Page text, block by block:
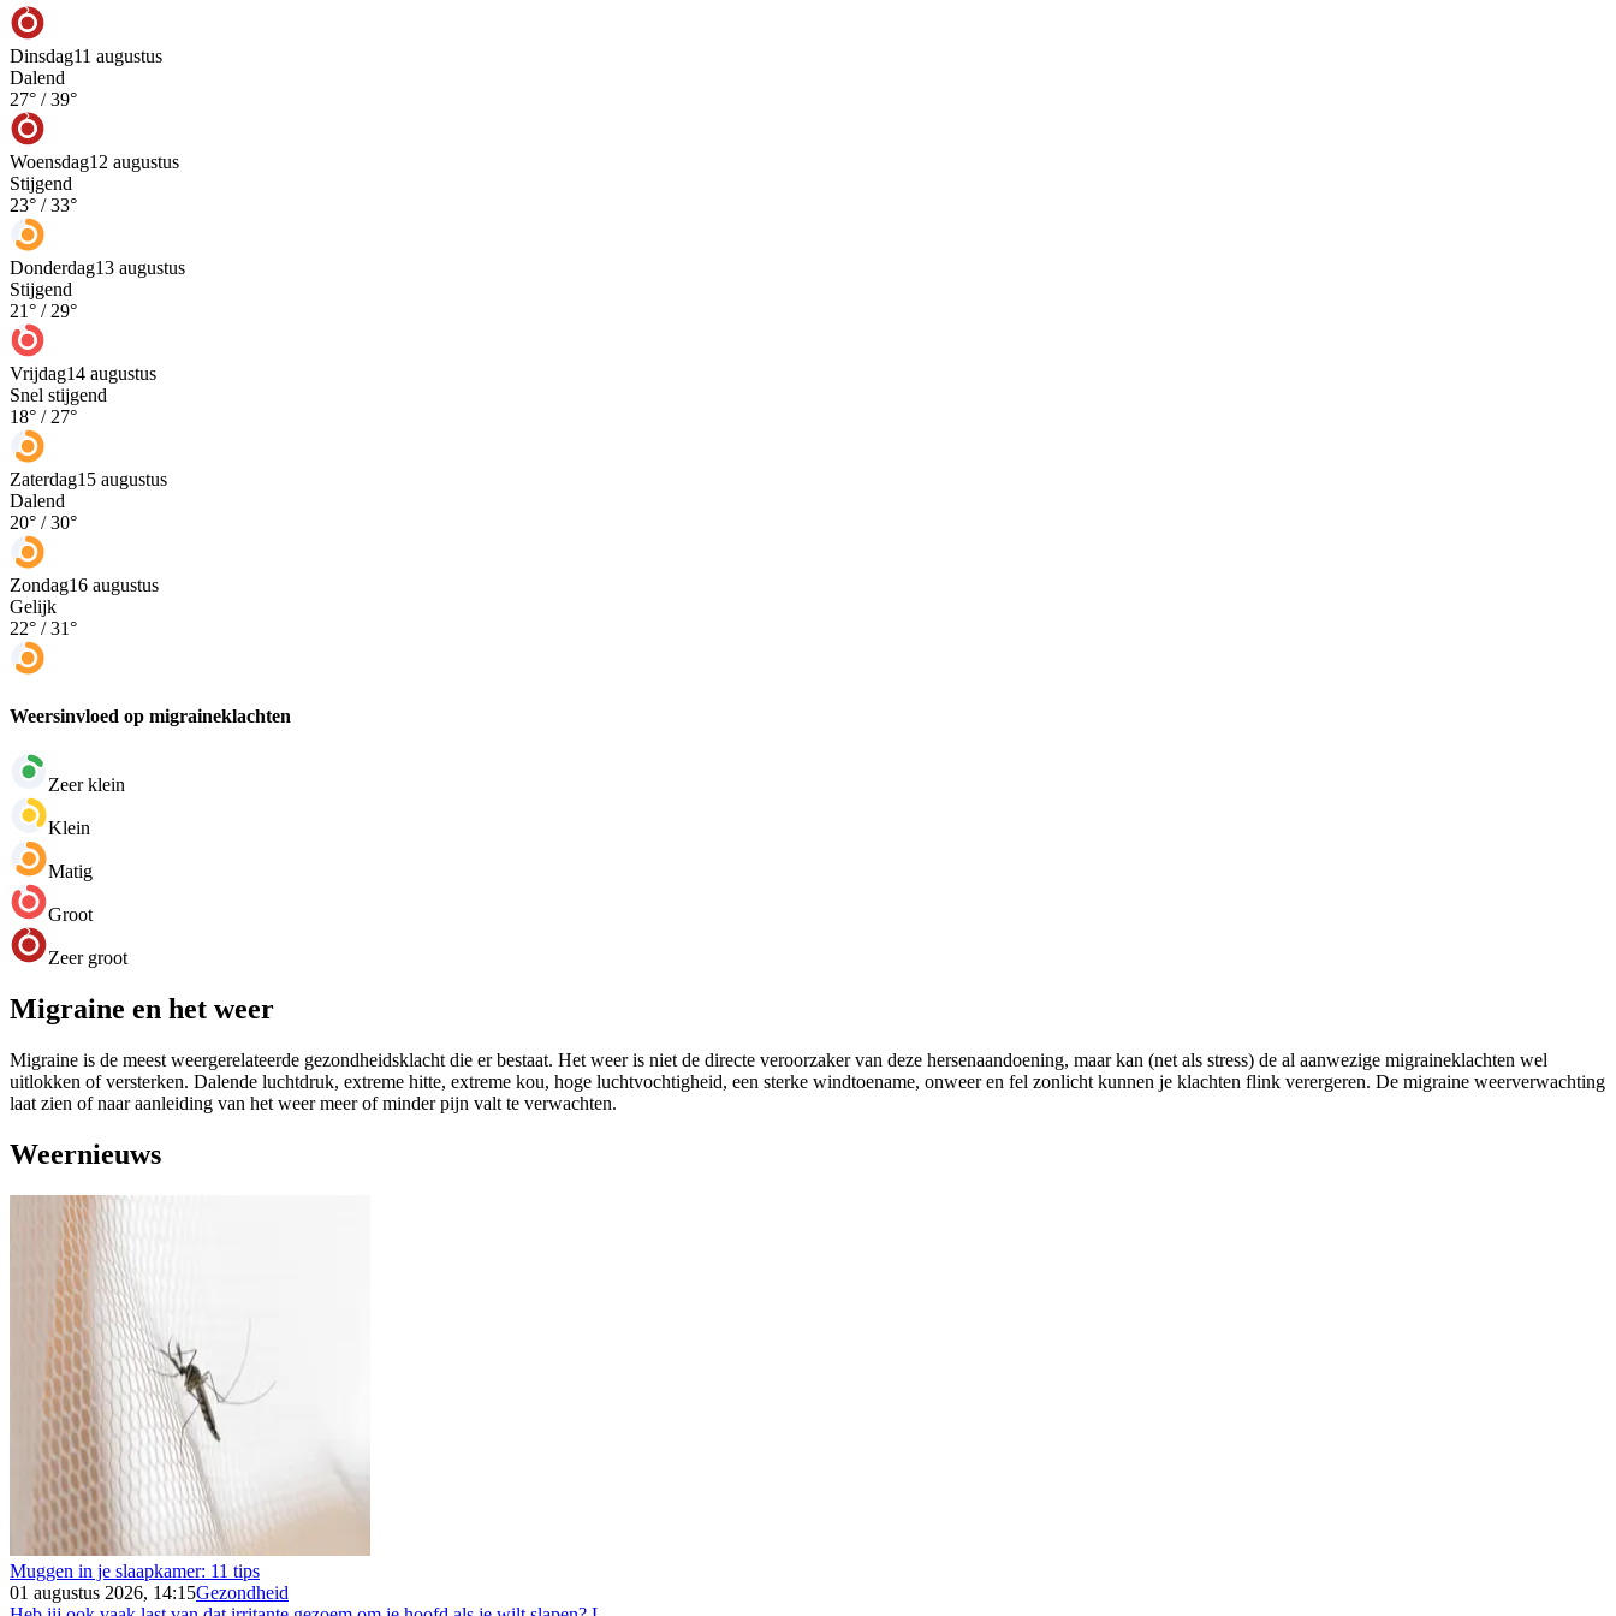
Dinsdag11 augustus
Dalend
27° /39°
Woensdag12 augustus
Stijgend
23° /33°
Donderdag13 augustus
Stijgend
21° / 29°
Vrijdag14 augustus
Snel stijgend
18° / 27°
Zaterdag15 augustus
Dalend
20° /30°
Zondag16 augustus
Gelijk
22° /31°
Weersinvloed op migraineklachten
Zeer klein
Klein
Matig
Groot
Zeer groot
Migraine en het weer
Migraine is de meest weergerelateerde gezondheidsklacht die er bestaat. Het weer is niet de directe veroorzaker van deze hersenaandoening, maar kan (net als stress) de al aanwezige migraineklachten wel
uitlokken of versterken. Dalende luchtdruk, extreme hitte, extreme kou, hoge luchtvochtigheid, een sterke windtoename, onweer en fel zonlicht kunnen je klachten flink verergeren. De migraine weerverwachting
laat zien of naar aanleiding van het weer meer of minder pijn valt te verwachten.
Weernieuws
Muggen in je slaapkamer: 11 tips
01 augustus 2026, 14:15Gezondheid